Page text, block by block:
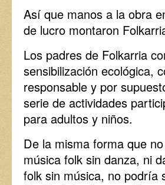
Así que manos a la obra
de lucro montaron
Los padres de Folkarria
sensibilización ecológica,
responsable y por
serie de actividades
para adultos y niños.
De la misma forma que
música folk sin danza, ni
folk sin música, no podría